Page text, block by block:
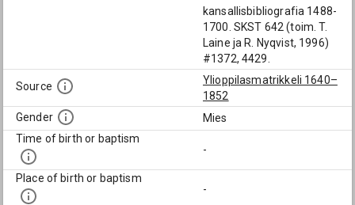
kansallisbibliografia 1488-
1700. SKST 642 (toim. T.
Laine ja R. Nyqvist, 1996)
#1372, 4429.
Source
Ylioppilasmatrikkeli 1640–
1852
Gender
Mies
Time of birth or baptism
-
Place of birth or baptism
-